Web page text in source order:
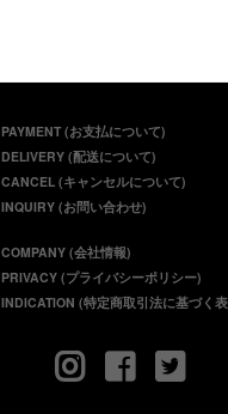
PAYMENT (お支払について)
DELIVERY (配送について)
CANCEL (キャンセルについて)
INQUIRY (お問い合わせ)
COMPANY (会社情報)
PRIVACY (プライバシーポリシー)
INDICATION (特定商取引法に基づく